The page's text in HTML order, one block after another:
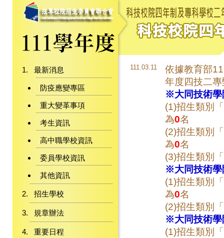
最新消息
防疫應變專區
重大變革事項
考生資訊
高中職學校資訊
委員學校資訊
其他資訊
招生學校
規章辦法
重要日程
111.03.11
依據教育部
年度四技二
※大同技術學
(1)招生類別「
為0名
(2)招生類別「
為0名
(3)招生類別「
※大同技術學
(1)招生類別「
為0名
(2)招生類別「
※大同技術學
(1)招生類別「